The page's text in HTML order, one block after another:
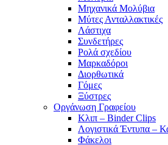
Μηχανικά Μολύβια
Μύτες Ανταλλακτικές
Λάστιχα
Συνδετήρες
Ρολά σχεδίου
Μαρκαδόροι
Διορθωτικά
Γόμες
Ξύστρες
Οργάνωση Γραφείου
Κλιπ – Binder Clips
Λογιστικά Έντυπα –
Φάκελοι